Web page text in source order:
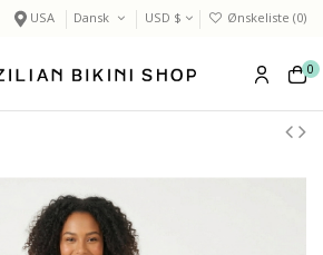
USA Dansk USD $ Ønskeliste (0)
0